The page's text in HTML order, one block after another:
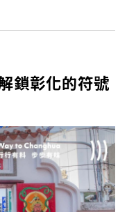
鎖彰化的符號